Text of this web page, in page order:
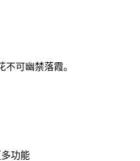
不可幽禁落霞。
功能